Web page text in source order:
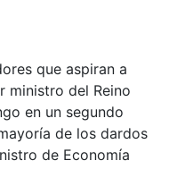
que aspiran a
ministro del Reino
en un segundo
de los dardos
de Economía